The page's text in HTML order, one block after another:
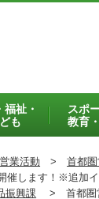
福祉・
も
スポ
教育
営業活動 > 首都圏
催します！※追加
振興課 > 首都圏